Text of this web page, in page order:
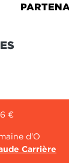
€
d'O
Carrière